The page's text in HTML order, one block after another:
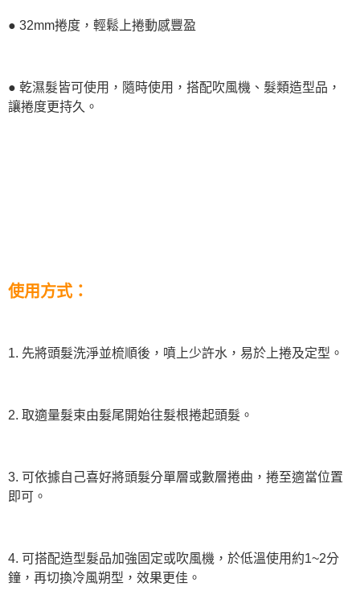
● 32mm捲度，輕鬆上捲動感豐盈
● 乾濕髮皆可使用，隨時使用，搭配吹風機、髮類造型品，
讓捲度更持久。
使用方式：
1. 先將頭髮洗淨並梳順後，噴上少許水，易於上捲及定型。
2. 取適量髮束由髮尾開始往髮根捲起頭髮。
3. 可依據自己喜好將頭髮分單層或數層捲曲，捲至適當位置
即可。
4. 可搭配造型髮品加強固定或吹風機，於低溫使用約1~2分
鐘，再切換冷風朔型，效果更佳。